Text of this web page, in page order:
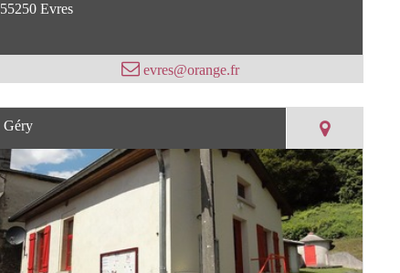
55250 Evres
evres@orange.fr
Géry